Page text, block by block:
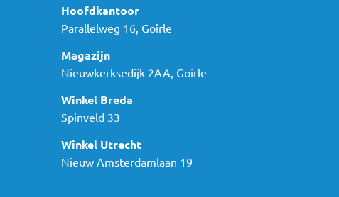
Hoofdkantoor
Parallelweg 16, Goirle
Magazijn
Nieuwkerksedijk 2AA, Goirle
Winkel Breda
Spinveld 33
Winkel Utrecht
Nieuw Amsterdamlaan 19